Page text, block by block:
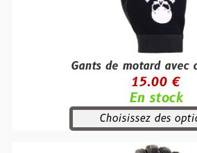
Gants de motard avec
15.00 €
En stock
Choisissez des